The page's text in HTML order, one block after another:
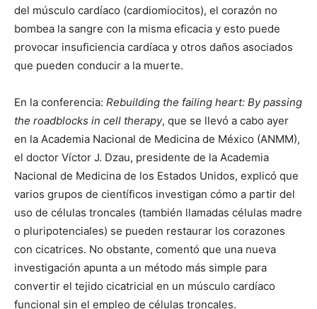
del músculo cardíaco (cardiomiocitos), el corazón no
bombea la sangre con la misma eficacia y esto puede
provocar insuficiencia cardíaca y otros daños asociados
que pueden conducir a la muerte.
En la conferencia: Rebuilding the failing heart: By passing
the roadblocks in cell therapy, que se llevó a cabo ayer
en la Academia Nacional de Medicina de México (ANMM),
el doctor Víctor J. Dzau, presidente de la Academia
Nacional de Medicina de los Estados Unidos, explicó que
varios grupos de científicos investigan cómo a partir del
uso de células troncales (también llamadas células madre
o pluripotenciales) se pueden restaurar los corazones
con cicatrices. No obstante, comentó que una nueva
investigación apunta a un método más simple para
convertir el tejido cicatricial en un músculo cardíaco
funcional sin el empleo de células troncales.